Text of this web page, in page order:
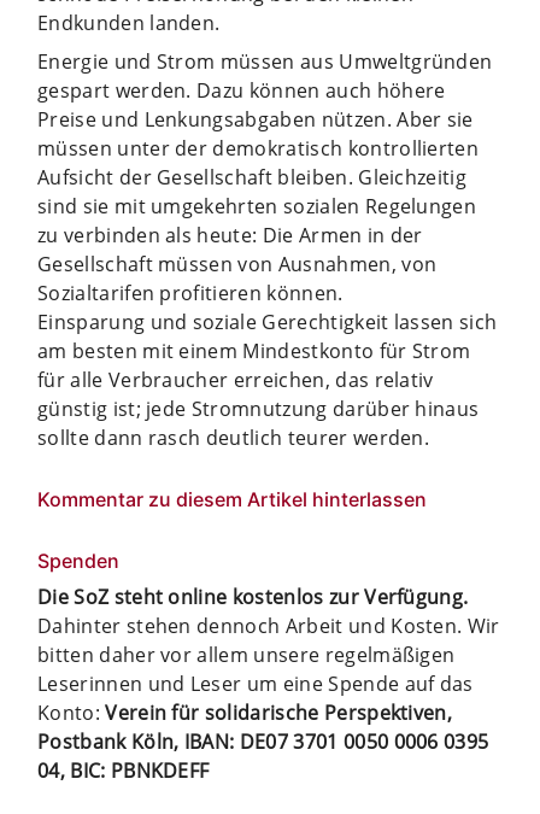
Endkunden landen.
Energie und Strom müssen aus Umweltgründen
gespart werden. Dazu können auch höhere
Preise und Lenkungsabgaben nützen. Aber sie
müssen unter der demokratisch kontrollierten
Aufsicht der Gesellschaft bleiben. Gleichzeitig
sind sie mit umgekehrten sozialen Regelungen
zu verbinden als heute: Die Armen in der
Gesellschaft müssen von Ausnahmen, von
Sozialtarifen profitieren können.
Einsparung und soziale Gerechtigkeit lassen sich
am besten mit einem Mindestkonto für Strom
für alle Verbraucher erreichen, das relativ
günstig ist; jede Stromnutzung darüber hinaus
sollte dann rasch deutlich teurer werden.
Kommentar zu diesem Artikel hinterlassen
Spenden
Die SoZ steht online kostenlos zur Verfügung.
Dahinter stehen dennoch Arbeit und Kosten. Wir
bitten daher vor allem unsere regelmäßigen
Leserinnen und Leser um eine Spende auf das
Konto:Verein für solidarische Perspektiven,
Postbank Köln, IBAN: DE07 3701 0050 0006 0395
04, BIC: PBNKDEFF